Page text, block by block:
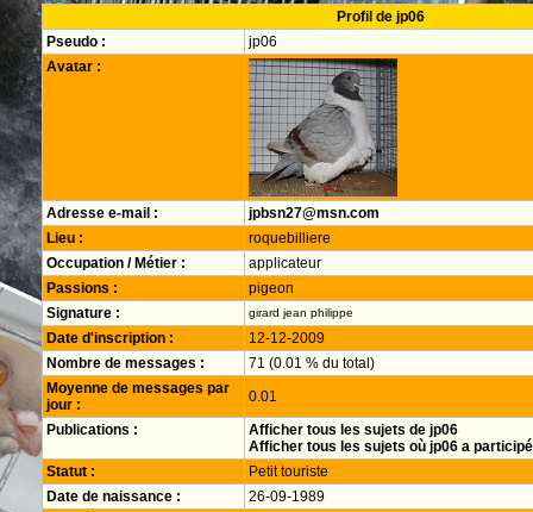
Profil de jp06
Pseudo :
jp06
Avatar :
Adresse e-mail :
jpbsn27@msn.com
Lieu :
roquebilliere
Occupation / Métier :
applicateur
Passions :
pigeon
Signature :
girard jean philippe
Date d'inscription :
12-12-2009
Nombre de messages :
71 (0.01 % du total)
Moyenne de messages par
jour :
0.01
Publications :
Afficher tous les sujets de jp06
Afficher tous les sujets où jp06 a participé
Statut :
Petit touriste
Date de naissance :
26-09-1989